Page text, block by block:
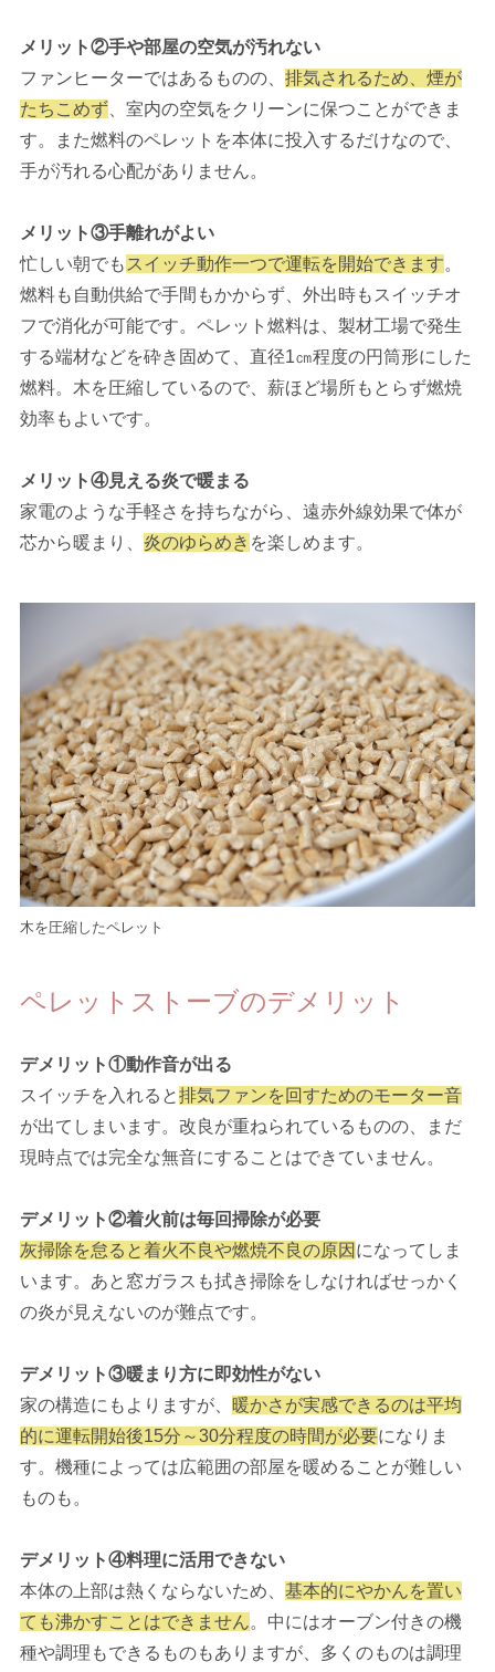
メリット②手や部屋の空気が汚れない
ファンヒーターではあるものの、 排気されるため、煙が
たちこめず、室内の空気をクリーンに保つことができま
す。また燃料のペレットを本体に投入するだけなので、
手が汚れる心配がありません。
メリット③手離れがよい
忙しい朝でも スイッチ動作一つで運転を開始できます。
燃料も自動供給で手間もかからず、外出時もスイッチオ
フで消化が可能です。ペレット燃料は、製材工場で発生
する端材などを砕き固めて、直径1㎝程度の円筒形にした
燃料。木を圧縮しているので、薪ほど場所もとらず燃焼
効率もよいです。
メリット④見える炎で暖まる
家電のような手軽さを持ちながら、遠赤外線効果で体が
芯から暖まり、 炎のゆらめき を楽しめます。
木を圧縮したペレット
ペレットストーブのデメリット
デメリット①動作音が出る
スイッチを入れると排気ファンを回すためのモーター音
が出てしまいます。改良が重ねられているものの、まだ
現時点では完全な無音にすることはできていません。
デメリット②着火前は毎回掃除が必要
灰掃除を怠ると着火不良や燃焼不良の原因 になってしま
います。あと窓ガラスも拭き掃除をしなければせっかく
の炎が見えないのが難点です。
デメリット③暖まり方に即効性がない
家の構造にもよりますが、 暖かさが実感できるのは平均
的に運転開始後15分～30分程度の時間が必要になりま
す。機種によっては広範囲の部屋を暖めることが難しい
ものも。
デメリット④料理に活用できない
本体の上部は熱くならないため、 基本的にやかんを置い
ても沸かすことはできません。中にはオーブン付きの機
種や調理もできるものもありますが、多くのものは調理